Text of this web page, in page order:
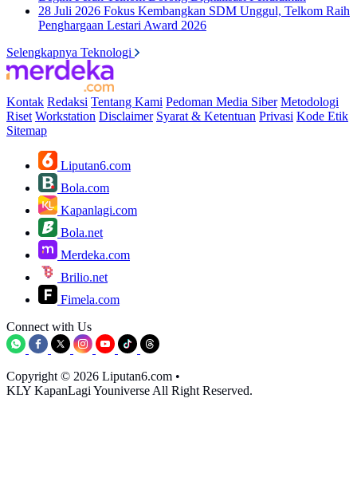
28 Juli 2026 Fokus Kembangkan SDM Unggul, Telkom Raih
Penghargaan Lestari Award 2026
Selengkapnya Teknologi
Kontak Redaksi Tentang Kami Pedoman Media Siber Metodologi
Riset Workstation Disclaimer Syarat & Ketentuan Privasi Kode Etik
Sitemap
Liputan6.com
Bola.com
Kapanlagi.com
Bola.net
Merdeka.com
Brilio.net
Fimela.com
Connect with Us
Copyright © 2026 Liputan6.com •
KLY KapanLagi Youniverse All Right Reserved.